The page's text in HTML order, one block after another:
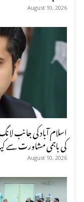
August 10, 2026
اسلام آباد کی جانب
کی باہمی مشاورت سے
August 10, 2026